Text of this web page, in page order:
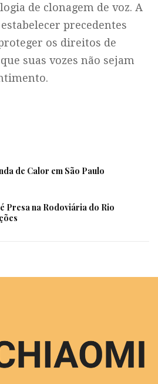
de clonagem de voz. A
precedentes
os direitos de
suas vozes não sejam
de Calor em São Paulo
Presa na Rodoviária do Rio